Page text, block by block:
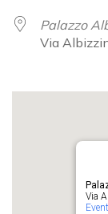
Palazzo
Via
Via